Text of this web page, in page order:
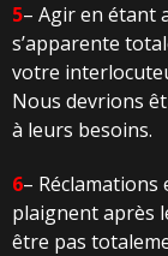
5– Agir en étant
s’apparente
votre
Nous devrions
à leurs besoins.
6–
plaignent après
être pas